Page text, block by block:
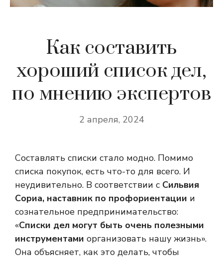
Как составить
хороший список дел,
по мнению экспертов
2 апреля, 2024
Составлять списки стало модно. Помимо
списка покупок, есть что-то для всего. И
неудивительно. В соответствии с Сильвия
Сориа, наставник по профориентации и
сознательное предпринимательство:
«Списки дел могут быть очень полезными
инструментами организовать нашу жизнь».
Она объясняет, как это делать, чтобы